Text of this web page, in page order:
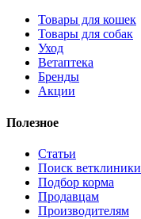
Товары для кошек
Товары для собак
Уход
Ветаптека
Бренды
Акции
Полезное
Статьи
Поиск ветклиники
Подбор корма
Продавцам
Производителям